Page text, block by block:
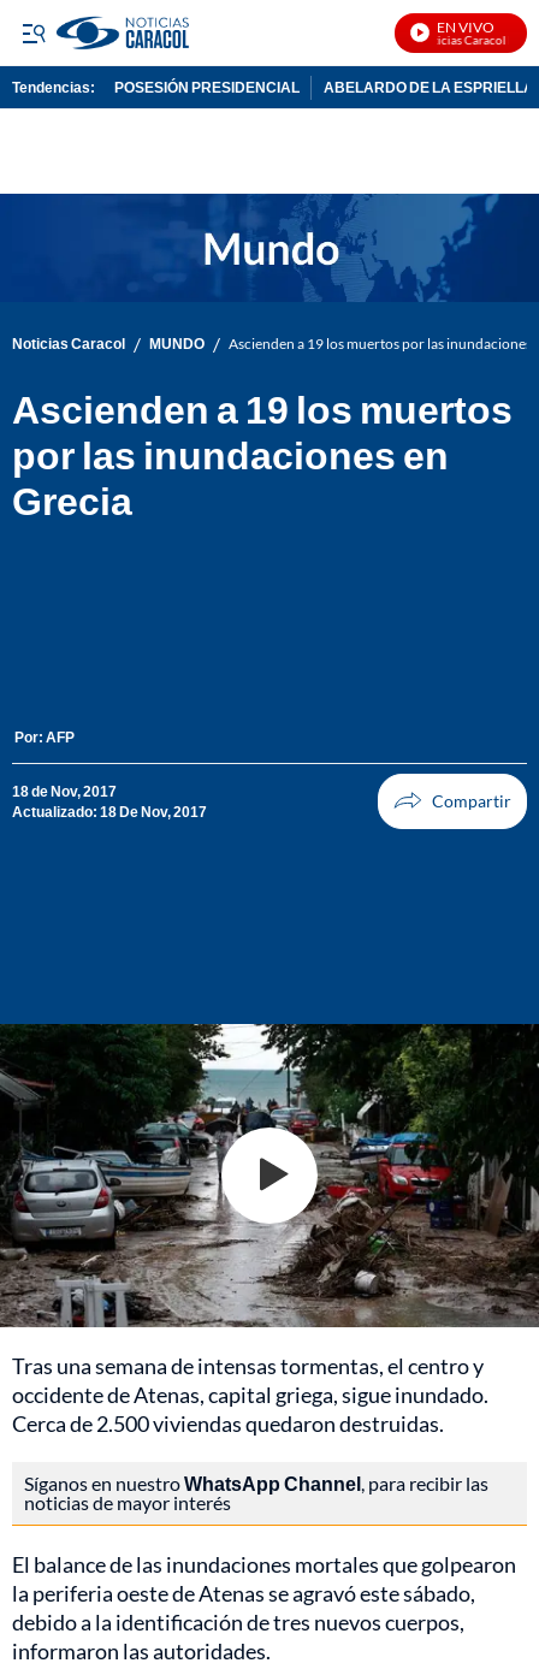
EN VIVO
Noticias Caracol En
Tendencias: POSESIÓN PRESIDENCIAL ABELARDO DE LA ESPRIELLA
Noticias Caracol / MUNDO / Ascienden a 19 los muertos por las inundaciones
Ascienden a 19 los muertos
por las inundaciones en
Grecia
Por: AFP
18 de Nov, 2017
Actualizado: 18 De Nov, 2017
Tras una semana de intensas tormentas, el centro y
occidente de Atenas, capital griega, sigue inundado.
Cerca de 2.500 viviendas quedaron destruidas.
Síganos en nuestroWhatsApp Channel , para recibir las
noticias de mayor interés
El balance de las inundaciones mortales que golpearon
la periferia oeste de Atenas se agravó este sábado,
debido a la identificación de tres nuevos cuerpos,
informaron las autoridades.